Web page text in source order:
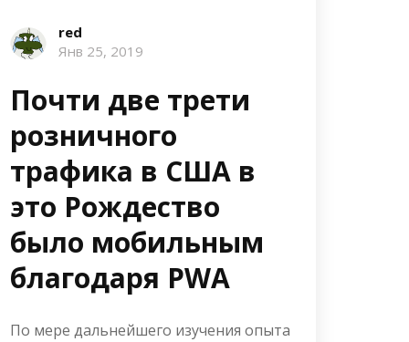
red
Янв 25, 2019
Почти две трети
розничного
трафика в США в
это Рождество
было мобильным
благодаря PWA
По мере дальнейшего изучения опыта